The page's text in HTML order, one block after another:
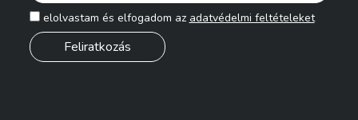
elolvastam és elfogadom az adatvédelmi feltételeket